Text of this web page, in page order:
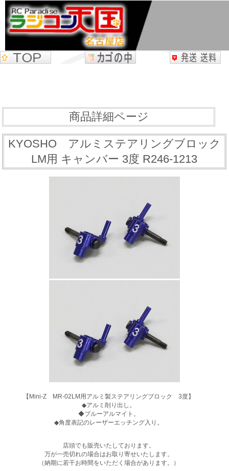
商品詳細ページ
KYOSHO アルミステアリングブロック
LM用 キャンバー 3度 R246-1213
【Mini-Z MR-02LM用アルミ製ステアリングブロック 3度】
◆アルミ削り出し。
◆ブルーアルマイト。
◆角度表記のレーザーエッチング入り。
店頭でも販売いたしております。
万が一売切れの場合はお取り寄せいたします。
（納期に若干お時間をいただく場合があります。）